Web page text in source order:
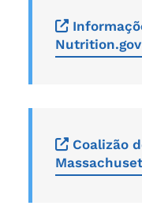
Nutrition.gov
Coalizão